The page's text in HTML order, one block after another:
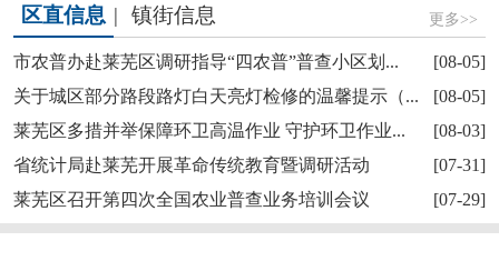
莱芜区委理论学习中心组进行集体学习
区直信息 | 镇街信息 更多>>
市农普办赴莱芜区调研指导“四农普”普查小区划...
[08-05]
关于城区部分路段路灯白天亮灯检修的温馨提示（...
[08-05]
莱芜区多措并举保障环卫高温作业 守护环卫作业...
[08-03]
省统计局赴莱芜开展革命传统教育暨调研活动
[07-31]
莱芜区召开第四次全国农业普查业务培训会议
[07-29]